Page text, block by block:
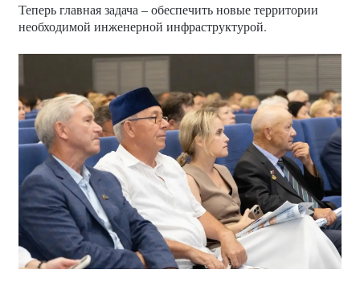
Теперь главная задача – обеспечить новые территории
необходимой инженерной инфраструктурой.